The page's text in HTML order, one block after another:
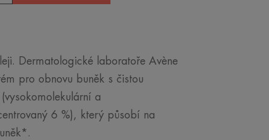
Dermatologické laboratoře Avène
pro obnovu buněk s čistou
a
6 %), který působí na